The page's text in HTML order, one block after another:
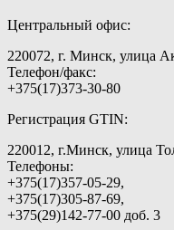
Центральный офис:
220072, г. Минск, улица
Телефон/факс:
+375(17)373-30-80
Регистрация GTIN:
220012, г.Минск, улица
Телефоны:
+375(17)357-05-29,
+375(17)305-87-69,
+375(29)142-77-00 доб. 3